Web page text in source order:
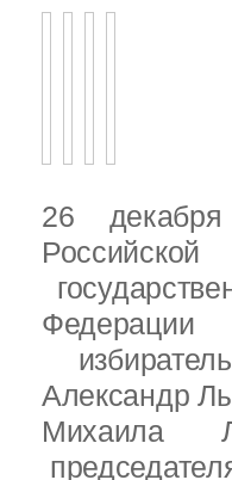
26
Александр
Михаила